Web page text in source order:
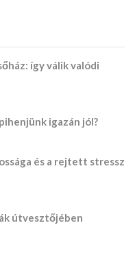
így válik valódi
igazán jól?
és a rejtett stressz
útvesztőjében